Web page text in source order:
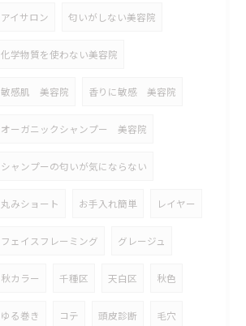
アイサロン 匂いがしない美容院
化学物質を使わない美容院
敏感肌 美容院 香りに敏感 美容院
オーガニックシャンプー 美容院
シャンプーの匂いが気にならない
丸みショート お手入れ簡単 レイヤー
フェイスフレーミング グレージュ
秋カラー 千種区 天白区 秋色
ゆる巻き コテ 頭皮診断 毛穴